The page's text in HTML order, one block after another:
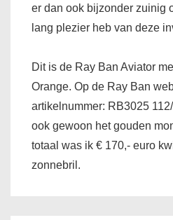
er dan ook bijzonder zuinig
lang plezier heb van deze
Dit is de Ray Ban Aviator
Orange. Op de Ray Ban
artikelnummer: RB3025
ook gewoon het gouden
totaal was ik € 170,- euro
zonnebril.